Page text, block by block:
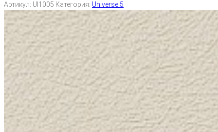
Артикул: UI1005 Категория: Universe 5